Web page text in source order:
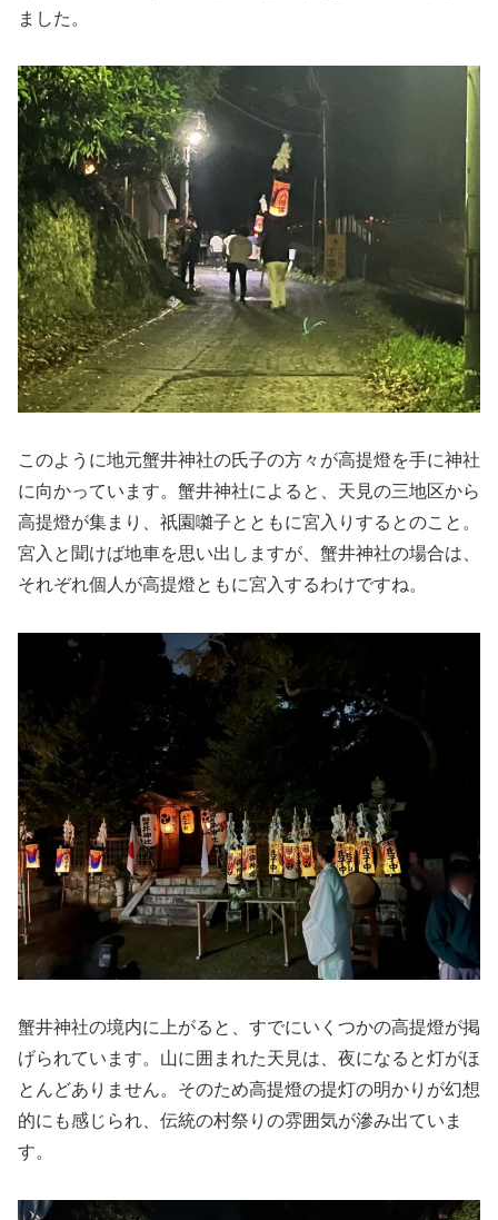
ました。
このように地元蟹井神社の氏子の方々が高提燈を手に神社
に向かっています。蟹井神社によると、天見の三地区から
高提燈が集まり、祇園囃子とともに宮入りするとのこと。
宮入と聞けば地車を思い出しますが、蟹井神社の場合は、
それぞれ個人が高提燈ともに宮入するわけですね。
蟹井神社の境内に上がると、すでにいくつかの高提燈が掲
げられています。山に囲まれた天見は、夜になると灯がほ
とんどありません。そのため高提燈の提灯の明かりが幻想
的にも感じられ、伝統の村祭りの雰囲気が滲み出ていま
す。